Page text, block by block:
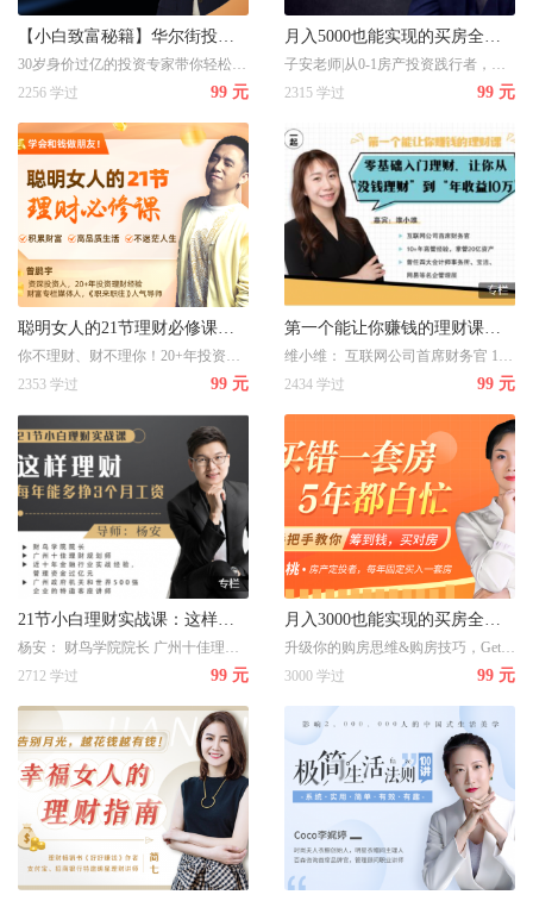
2256 学过
99 元
2315 学过
99 元
你不理财、财不理你！20+年投资理财实战的理财专家曾鹏宇，为你讲述聪明女人的21节理财必修课：和钱做朋友，为你积累财富/ 高品质生活/不迷茫人生
2353 学过
99 元
维小维： 互联网公司首席财务官 10+年高管经验，掌管20亿资产 曾任四大会计师事务所、宝洁、网易等名企管理层
2434 学过
99 元
21节小白理财实战课：这样理财，每年能多挣3个月工资
杨安： 财鸟学院院长 广州十佳理财规划师 近十年金融行业实战经验 管理资产过亿元
2712 学过
99 元
月入3000也能实现的买房全攻略：18堂课手把手教你轻松筹到钱，买对人生第一套房
升级你的购房思维&购房技巧，Get最实用的房产投资策略，一套普通人也适用的买房攻略，从0-1房产投资践行者，每年固定买入一套房，在桃桃老师的指导下，上万名学员都实现了财富自由。
3000 学过
99 元